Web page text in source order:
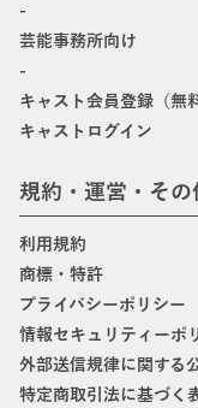
-
芸能事務所向け
-
キャスト会員登録（無
キャストログイン
規約・運営・その
利用規約
商標・特許
プライバシーポリシー
情報セキュリティーポ
外部送信規律に関する
特定商取引法に基づく